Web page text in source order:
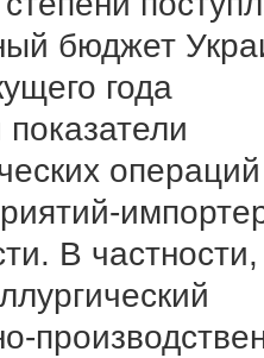
бюджет
года
операций
В частности,